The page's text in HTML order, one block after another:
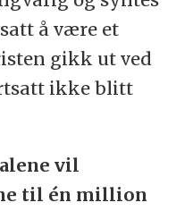
å være et
gikk ut ved
ikke blitt
vil
til én million